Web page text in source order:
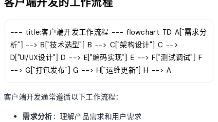
--- title:客户端开发工作流程 --- flowchart TD A["需求分
析"] --> B["技术选型"] B --> C["架构设计"] C -->
D["UI/UX设计"] D --> E["编码实现"] E --> F["测试调试"] F
--> G["打包发布"] G --> H["运维更新"] H --> A
客户端开发通常遵循以下工作流程：
需求分析：理解产品需求和用户需求